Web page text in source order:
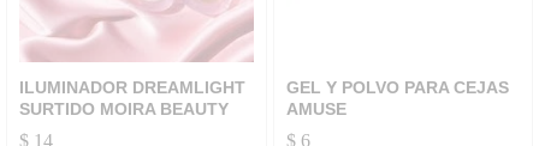
ILUMINADOR DREAMLIGHT
SURTIDO MOIRA BEAUTY
$ 14
GEL Y POLVO PARA CEJAS
AMUSE
$6